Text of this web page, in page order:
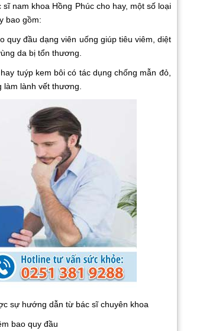
nam khoa Hồng Phúc cho hay, một số loại
bao gồm:
quy đầu dạng viên uống giúp tiêu viêm, diệt
da bị tổn thương.
tuýp kem bôi có tác dụng chống mẫn đỏ,
lành vết thương.
sự hướng dẫn từ bác sĩ chuyên khoa
bao quy đầu